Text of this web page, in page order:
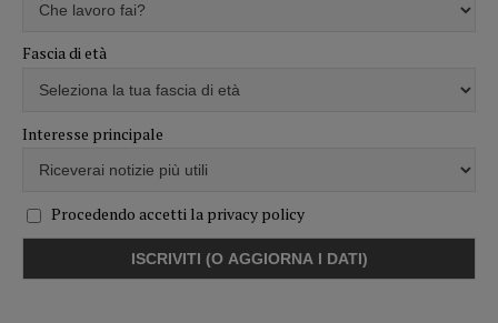
Fascia di età
Interesse principale
Procedendo accetti la privacy policy